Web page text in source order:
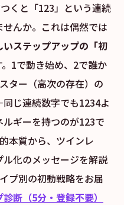
くと「123」という連続
んか。これは偶然では
ステップアップの「初
。1で動き始め、2で誰か
ター（高次の存在）の
じ連続数字でも1234よ
ギーを持つのが123で
本質から、ツインレ
化のメッセージを解説
プ別の初動戦略をお届
断（5分・登録不要）